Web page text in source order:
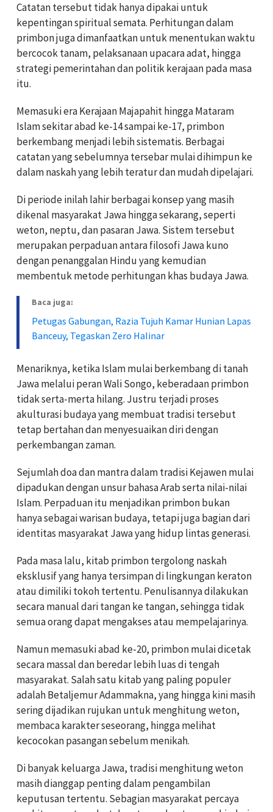
Catatan tersebut tidak hanya dipakai untuk
kepentingan spiritual semata. Perhitungan dalam
primbon juga dimanfaatkan untuk menentukan waktu
bercocok tanam, pelaksanaan upacara adat, hingga
strategi pemerintahan dan politik kerajaan pada masa
itu.
Memasuki era Kerajaan Majapahit hingga Mataram
Islam sekitar abad ke-14 sampai ke-17, primbon
berkembang menjadi lebih sistematis. Berbagai
catatan yang sebelumnya tersebar mulai dihimpun ke
dalam naskah yang lebih teratur dan mudah dipelajari.
Di periode inilah lahir berbagai konsep yang masih
dikenal masyarakat Jawa hingga sekarang, seperti
weton, neptu, dan pasaran Jawa. Sistem tersebut
merupakan perpaduan antara filosofi Jawa kuno
dengan penanggalan Hindu yang kemudian
membentuk metode perhitungan khas budaya Jawa.
Baca juga:
Petugas Gabungan, Razia Tujuh Kamar Hunian Lapas
Banceuy, Tegaskan Zero Halinar
Menariknya, ketika Islam mulai berkembang di tanah
Jawa melalui peran Wali Songo, keberadaan primbon
tidak serta-merta hilang. Justru terjadi proses
akulturasi budaya yang membuat tradisi tersebut
tetap bertahan dan menyesuaikan diri dengan
perkembangan zaman.
Sejumlah doa dan mantra dalam tradisi Kejawen mulai
dipadukan dengan unsur bahasa Arab serta nilai-nilai
Islam. Perpaduan itu menjadikan primbon bukan
hanya sebagai warisan budaya, tetapi juga bagian dari
identitas masyarakat Jawa yang hidup lintas generasi.
Pada masa lalu, kitab primbon tergolong naskah
eksklusif yang hanya tersimpan di lingkungan keraton
atau dimiliki tokoh tertentu. Penulisannya dilakukan
secara manual dari tangan ke tangan, sehingga tidak
semua orang dapat mengakses atau mempelajarinya.
Namun memasuki abad ke-20, primbon mulai dicetak
secara massal dan beredar lebih luas di tengah
masyarakat. Salah satu kitab yang paling populer
adalah Betaljemur Adammakna, yang hingga kini masih
sering dijadikan rujukan untuk menghitung weton,
membaca karakter seseorang, hingga melihat
kecocokan pasangan sebelum menikah.
Di banyak keluarga Jawa, tradisi menghitung weton
masih dianggap penting dalam pengambilan
keputusan tertentu. Sebagian masyarakat percaya